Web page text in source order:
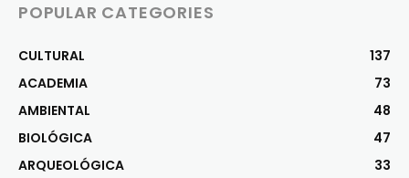
POPULAR CATEGORIES
CULTURAL
137
ACADEMIA
73
AMBIENTAL
48
BIOLÓGICA
47
ARQUEOLÓGICA
33